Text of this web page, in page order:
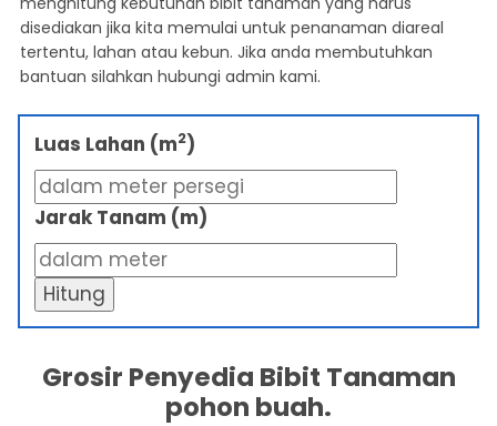
disediakan jika kita memulai untuk penanaman diareal
tertentu, lahan atau kebun. Jika anda membutuhkan
bantuan silahkan hubungi admin kami.
Luas Lahan (m2)
Jarak Tanam (m)
Hitung
Grosir Penyedia Bibit Tanaman
pohon buah.